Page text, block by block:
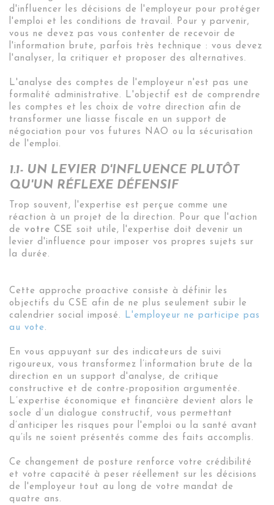
d'influencer les décisions de l'employeur pour protéger
l'emploi et les conditions de travail . Pour y parvenir,
vous ne devez pas vous contenter de recevoir de
l'information brute, parfois très technique : vous devez
l'analyser, la critiquer et proposer des alternatives .
L'analyse des comptes de l'employeur n'est pas une
formalité administrative. L'objectif est de comprendre
les comptes et les choix de votre direction afin de
transformer une liasse fiscale en un support de
négociation pour vos futures NAO ou la sécurisation
de l'emploi.
1.1- UN LEVIER D'INFLUENCE PLUTÔT
QU'UN RÉFLEXE DÉFENSIF
Trop souvent, l'expertise est perçue comme une
réaction à un projet de la direction. Pour que l'action
de votre CSE soit utile, l'expertise doit devenir un
levier d'influence pour imposer vos propres sujets sur
la durée .
Cette approche proactive consiste à définir les
objectifs du CSE afin de ne plus seulement subir le
calendrier social imposé . L'employeur ne participe pas
au vote .
En vous appuyant sur des indicateurs de suivi
rigoureux, vous transformez l’information brute de la
direction en un support d'analyse, de critique
constructive et de contre-proposition argumentée .
L’expertise économique et financière devient alors le
socle d’un dialogue constructif, vous permettant
d’anticiper les risques pour l'emploi ou la santé avant
qu’ils ne soient présentés comme des faits accomplis .
Ce changement de posture renforce votre crédibilité
et votre capacité à peser réellement sur les décisions
de l'employeur tout au long de votre mandat de
quatre ans .